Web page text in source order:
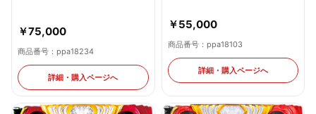
￥75,000
商品番号：ppa18234
詳細・購入ページへ
￥55,000
商品番号：ppa18103
詳細・購入ページへ